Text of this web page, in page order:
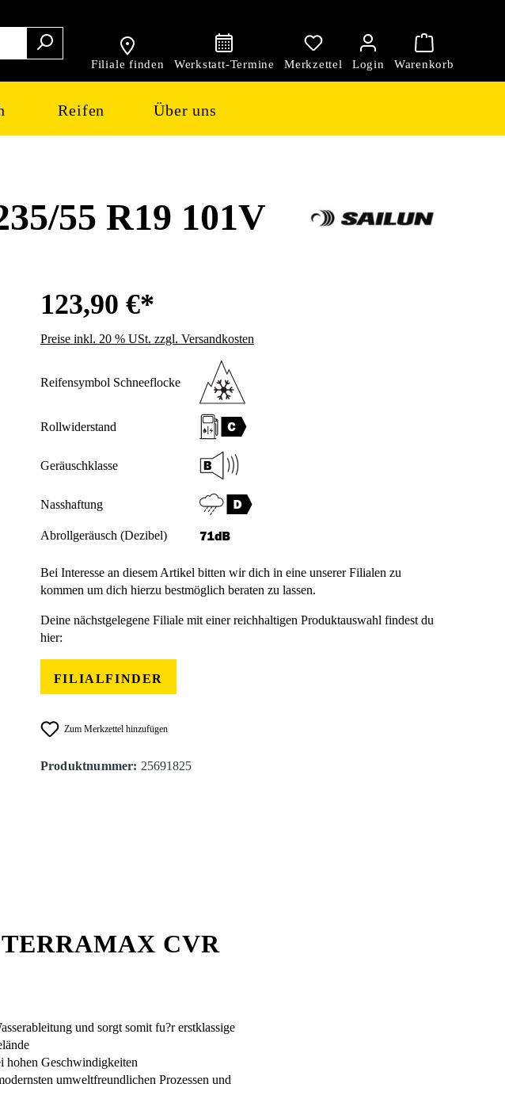
Filiale finden
Reifen Über uns
55 R19 101V
123,90 €*
Preise inkl. 20 % USt. zzgl. Versandkosten
Reifensymbol Schneeflocke
Rollwiderstand
Geräuschklasse
Nasshaftung
Abrollgeräusch (Dezibel)
Bei Interesse an diesem Artikel bitten wir dich in eine unserer Filialen zu
kommen um dich hierzu bestmöglich beraten zu lassen.
Deine nächstgelegene Filiale mit einer reichhaltigen Produktauswahl findest du
hier:
FILIALFINDER
Zum Merkzettel hinzufügen
Produktnummer: 25691825
CVR
und sorgt somit fu?r erstklassige
hohen Geschwindigkeiten
umweltfreundlichen Prozessen und